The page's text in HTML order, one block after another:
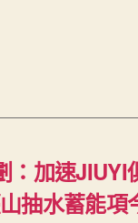
：加速JIUYI
抽水蓄能項